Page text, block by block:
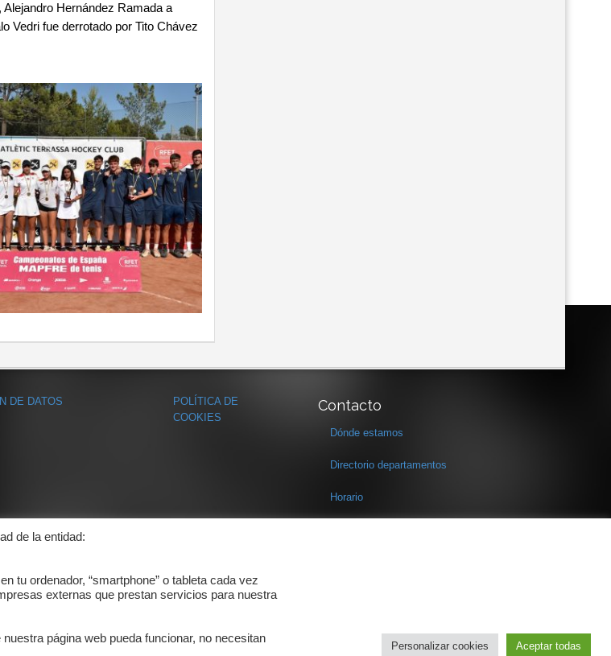
Hernández Ramada a
Vedri fue derrotado por Tito Chávez
DE DATOS
POLÍTICA DE
COOKIES
Contacto
Dónde estamos
Directorio departamentos
Horario
de la entidad:
tu ordenador, “smartphone” o tableta cada vez
externas que prestan servicios para nuestra
página web pueda funcionar, no necesitan
Personalizar cookies Aceptar todas